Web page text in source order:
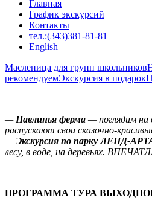
Главная
График экскурсий
Контакты
тел.:(343)381-81-81
English
Масленица для групп школьников
рекомендуемЭкскурсия в подарок
— Павлинья ферма — поглядим на
распускают свои сказочно-
—Экскурсия по парку ЛЕНД-
лесу, в воде, на деревьях.
ПРОГРАММА ТУРА